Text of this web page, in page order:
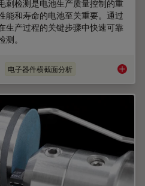
刺检测是电池生产质量控制的重
能和寿命的电池至关重要。通过
生产过程的关键步骤中快速可靠
。
电子器件横截面分析 电池制